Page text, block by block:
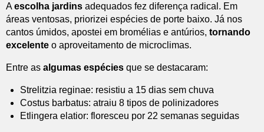
Aescolha jardins adequados fez diferença radical. Em
áreas ventosas, priorizei espécies de porte baixo. Já nos
cantos úmidos, apostei em bromélias e antúrios, tornando
excelente o aproveitamento de microclimas.
Entre as algumas espécies que se destacaram:
Strelitzia reginae: resistiu a 15 dias sem chuva
Costus barbatus: atraiu 8 tipos de polinizadores
Etlingera elatior: floresceu por 22 semanas seguidas